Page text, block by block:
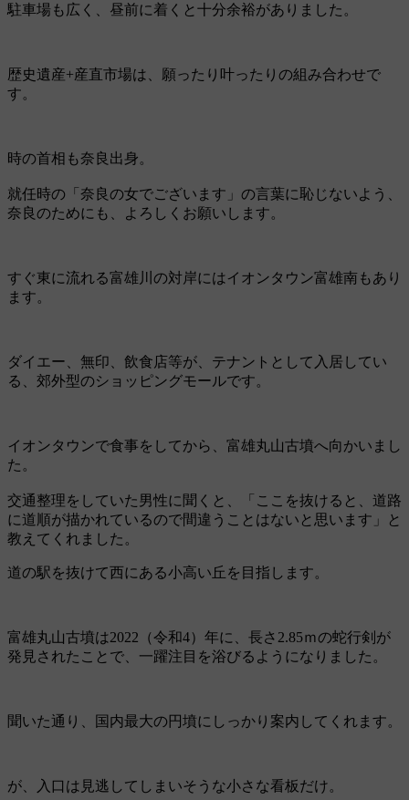
駐車場も広く、昼前に着くと十分余裕がありました。
歴史遺産+産直市場は、願ったり叶ったりの組み合わせで
す。
時の首相も奈良出身。
就任時の「奈良の女でございます」の言葉に恥じないよう、
奈良のためにも、よろしくお願いします。
すぐ東に流れる富雄川の対岸にはイオンタウン富雄南もあり
ます。
ダイエー、無印、飲食店等が、テナントとして入居してい
る、郊外型のショッピングモールです。
イオンタウンで食事をしてから、富雄丸山古墳へ向かいまし
た。
交通整理をしていた男性に聞くと、「ここを抜けると、道路
に道順が描かれているので間違うことはないと思います」と
教えてくれました。
道の駅を抜けて西にある小高い丘を目指します。
富雄丸山古墳は2022（令和4）年に、長さ2.85ｍの蛇行剣が
発見されたことで、一躍注目を浴びるようになりました。
聞いた通り、国内最大の円墳にしっかり案内してくれます。
が、入口は見逃してしまいそうな小さな看板だけ。